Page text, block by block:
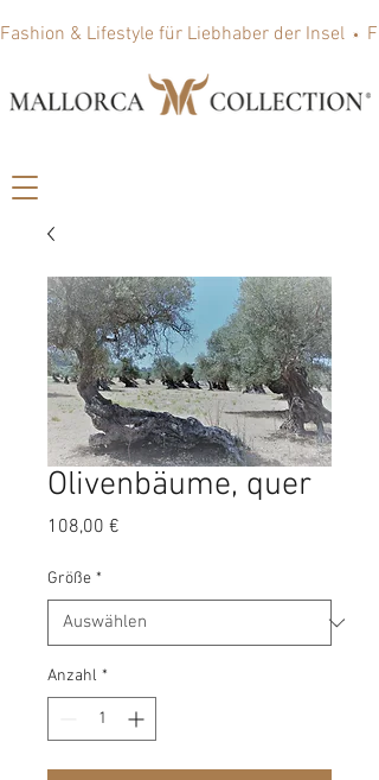
Fashion & Lifestyle für Liebhaber der Insel
Olivenbäume, quer
108,00 €
Größe *
Anzahl *